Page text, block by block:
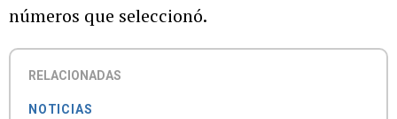
números que seleccionó.
RELACIONADAS
NOTICIAS